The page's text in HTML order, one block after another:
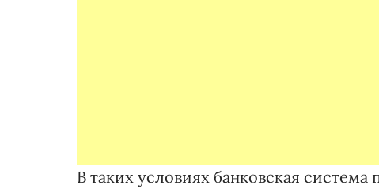
В таких условиях банковская